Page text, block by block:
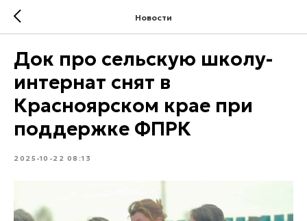
Новости
Док про сельскую школу-
интернат снят в
Красноярском крае при
поддержке ФПРК
2025-10-22 08:13